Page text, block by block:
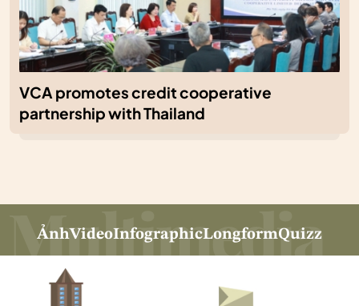
VCA promotes credit cooperative
partnership with Thailand
ẢnhVideoInfographicLongformQuizz